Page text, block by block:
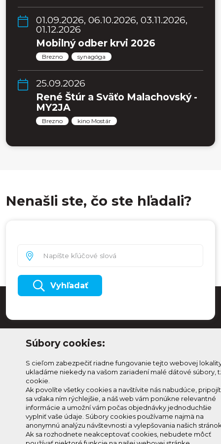
01.09.2026, 06.10.2026, 03.11.2026,
01.12.2026
Mobilný odber krvi 2026
Brezno synagóga
25.09.2026
René Štúr a Sväťo Malachovský -
MY2JA
Brezno kino Mostár
Nenašli ste, čo ste hľadali?
Vyhľadať
info@knh.sk
Prihlásenie
Zmeniť
nastavenie
Odoberaj Kam na
Horehroní
Prihlás sa na odber a
dostávaj novinky ako prvý
Súbory cookies:
S cieľom zabezpečiť riadne fungovanie tejto webovej
ukladáme niekedy na vašom zariadení malé dátové súbory,
cookie.
Ak povolíte všetky cookies a navštívite nás nabudúce,
sa vďaka ním rýchlejšie, a náš web vám ponúkne relevantné
informácie a umožní vám počas objednávky jednoduchšie
vyplniť vaše údaje. Súbory cookies používame najmä na
anonymnú analýzu návštevnosti a vylepšovania našich
Ak sa rozhodnete neakceptovať cookies, nebudete môcť